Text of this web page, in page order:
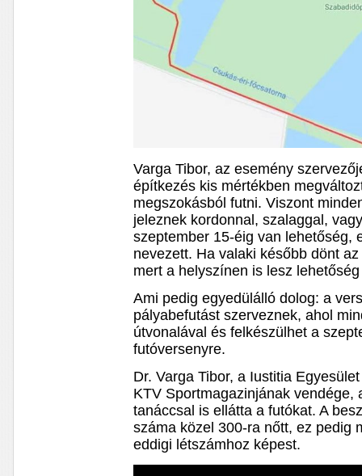
Varga Tibor, az esemény
építkezés kis mértékben
megszokásból futni. Viszont
jeleznek kordonnal, szalaggal,
szeptember 15-éig van lehetőség,
nevezett. Ha valaki később dönt
mert a helyszínen is lesz
Ami pedig egyedülálló dolog: a
pályabefutást szerveznek, ahol
útvonalával és felkészülhet a
futóversenyre.
Dr. Varga Tibor, a Iustitia
KTV Sportmagazinjának vendége,
tanáccsal is ellátta a futókat. A
száma közel 300-ra nőtt, ez pedig
eddigi létszámhoz képest.